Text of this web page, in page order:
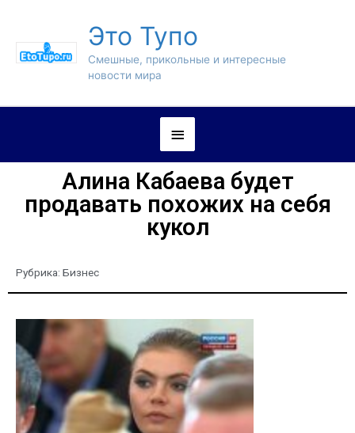
Это Тупо
Смешные, прикольные и интересные
новости мира
Алина Кабаева будет
продавать похожих на себя
кукол
Рубрика: Бизнес